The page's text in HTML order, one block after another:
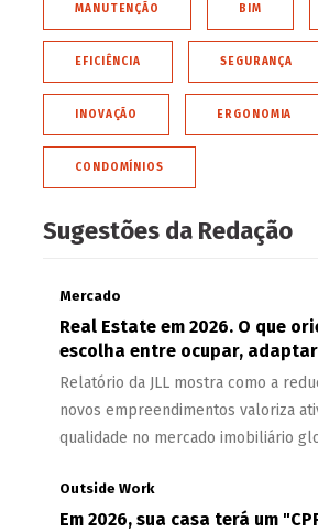
MANUTENÇÃO BIM
EFICIÊNCIA SEGURANÇA
INOVAÇÃO ERGONOMIA
CONDOMÍNIOS
Sugestões da Redação
Mercado
Real Estate em 2026. O que
escolha entre ocupar,
Relatório da JLL mostra como a
novos empreendimentos valoriza
qualidade no mercado imobiliário
Outside Work
Em 2026, sua casa terá um